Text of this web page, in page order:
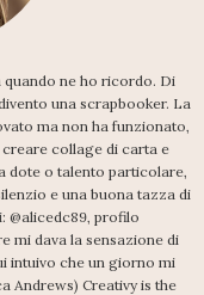
quando ne ho ricordo. Di
una scrapbooker. La
ma non ha funzionato,
collage di carta e
dote o talento particolare,
e una buona tazza di
@alicedc89, profilo
mi dava la sensazione di
intuivo che un giorno mi
Andrews) Creativy is the